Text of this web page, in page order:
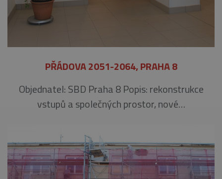
PŘÁDOVA 2051-2064, PRAHA 8
Objednatel: SBD Praha 8 Popis: rekonstrukce
vstupů a společných prostor, nové…